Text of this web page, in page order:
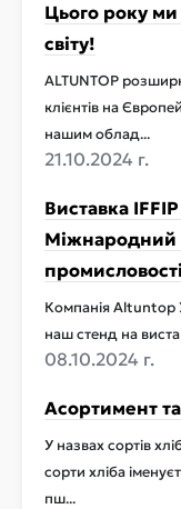
Цього року
світу!
ALTUNTOP
клієнтів на
нашим облад...
21.10.2024 г.
Виставка
Міжнародний
Компанія Altuntop
наш стенд на
08.10.2024 г.
Асортимент
У назвах сортів
сорти хліба
пш...